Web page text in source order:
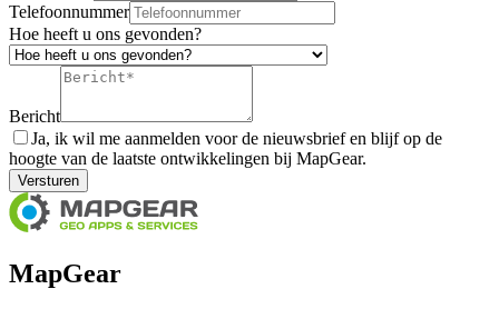
Telefoonnummer
Hoe heeft u ons gevonden?
Bericht
Ja, ik wil me aanmelden voor de nieuwsbrief en blijf op de
hoogte van de laatste ontwikkelingen bij MapGear.
Versturen
MapGear